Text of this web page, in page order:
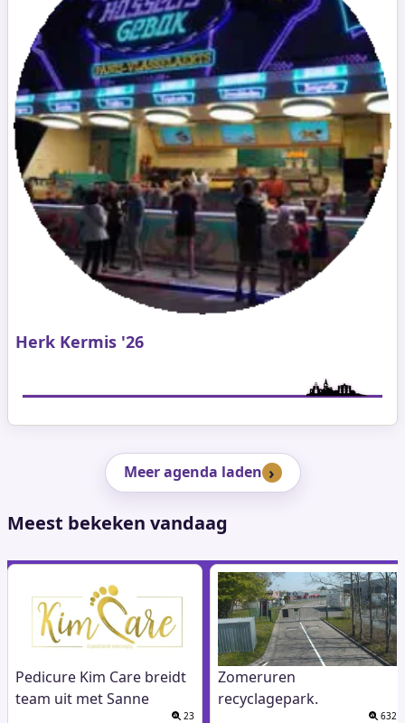
Herk Kermis '26
Meer agenda laden
Meest bekeken vandaag
Pedicure Kim Care breidt
team uit met Sanne
23
Zomeruren
recyclagepark.
632